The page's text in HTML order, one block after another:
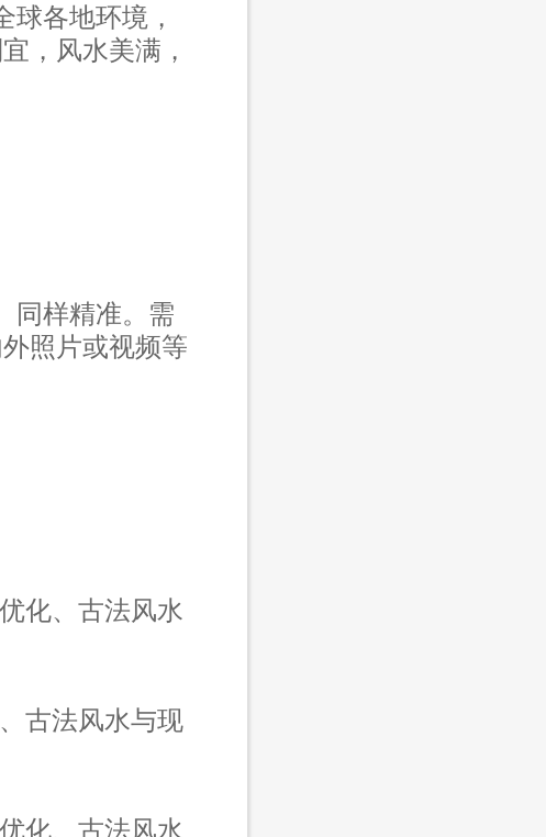
各地环境，
，风水美满，
同样精准。需
照片或视频等
化、古法风水
古法风水与现
化、古法风水